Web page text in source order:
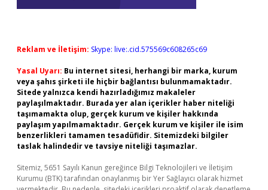
Reklam ve İletişim: Skype: live:.cid.575569c608265c69
Yasal Uyarı: Bu internet sitesi, herhangi bir marka, kurum
veya şahıs şirketi ile hiçbir bağlantısı bulunmamaktadır.
Sitede yalnızca kendi hazırladığımız makaleler
paylaşılmaktadır. Burada yer alan içerikler haber niteliği
taşımamakta olup, gerçek kurum ve kişiler hakkında
paylaşım yapılmamaktadır. Gerçek kurum ve kişiler ile isim
benzerlikleri tamamen tesadüfidir. Sitemizdeki bilgiler
taslak halindedir ve tavsiye niteliği taşımazlar.
Sitemiz, 5651 Sayılı Kanun gereğince Bilgi Teknolojileri ve İletişim
Kurumu (BTK) tarafından onaylanmış bir Yer Sağlayıcı olarak hizmet